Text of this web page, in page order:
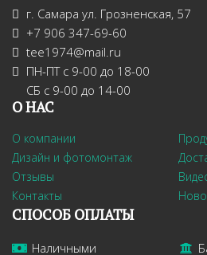
г. Самара ул. Грозненская, 57
+7 906 347-69-60
tee1974@mail.ru
ПН-ПТ с 9-00 до 18-00
СБ с 9-00 до 14-00
О НАС
О компании
Дизайн и фотомонтаж
Отзывы
Контакты
СПОСОБ ОПЛАТЫ
Наличными